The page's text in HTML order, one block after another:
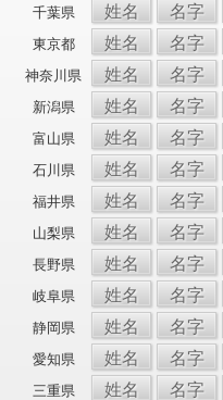
千葉県 姓名 名字
東京都 姓名 名字
神奈川県 姓名 名字
新潟県 姓名 名字
富山県 姓名 名字
石川県 姓名 名字
福井県 姓名 名字
山梨県 姓名 名字
長野県 姓名 名字
岐阜県 姓名 名字
静岡県 姓名 名字
愛知県 姓名 名字
三重県 姓名 名字